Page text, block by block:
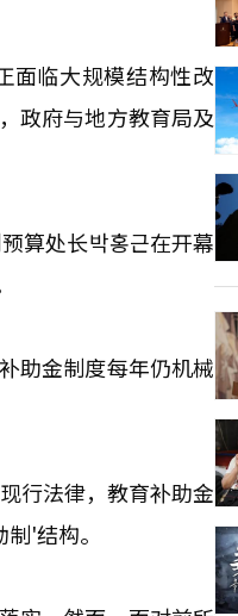
面临大规模结构性改
政府与地方教育局及
算处长박홍근在开幕
助金制度每年仍机械
行法律，教育补助金
'结构。